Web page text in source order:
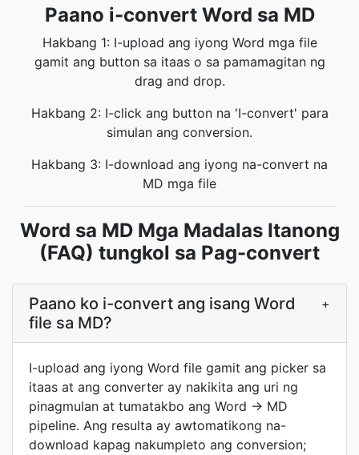
Paano i-convert Word sa MD
Hakbang 1: I-upload ang iyong Word mga file
gamit ang button sa itaas o sa pamamagitan ng
drag and drop.
Hakbang 2: I-click ang button na 'I-convert' para
simulan ang conversion.
Hakbang 3: I-download ang iyong na-convert na
MD mga file
Word sa MD Mga Madalas Itanong
(FAQ) tungkol sa Pag-convert
Paano ko i-convert ang isang Word
file sa MD?
+
I-upload ang iyong Word file gamit ang picker sa
itaas at ang converter ay nakikita ang uri ng
pinagmulan at tumatakbo ang Word → MD
pipeline. Ang resulta ay awtomatikong na-
download kapag nakumpleto ang conversion;